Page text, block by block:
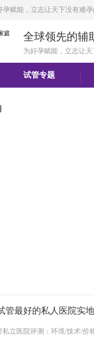
赋能，立志让天下没有难孕
全球领先的辅
为好孕赋能，立志让
试管专题
管最好的私人医院实